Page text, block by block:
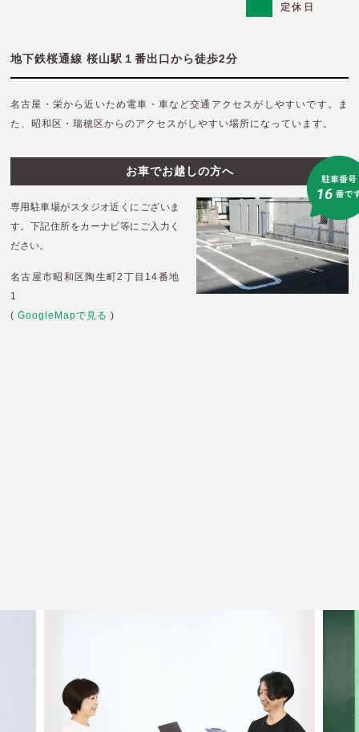
定休日
地下鉄桜通線 桜山駅１番出口から徒歩2分
名古屋・栄から近いため電車・車など交通アクセスがしやすいです。
ま
た、昭和区・瑞穂区からのアクセスがしやすい場所になっています。
お車でお越しの方へ
専用駐車場がスタジオ近くにございま
す。 下記住所をカーナビ等にご入力く
ださい。
名古屋市昭和区陶生町2丁目14番地
1
( GoogleMapで見る )